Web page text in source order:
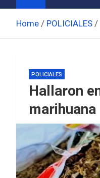
Home POLICIALES
POLICIALES
Hallaron
marihuana